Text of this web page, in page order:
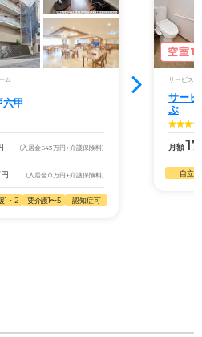
医や内科医が定期的に訪問診療
出来れば専属の常駐医師が居て
段に上がる。そんな病院みたい
らリモートでも良い。個人々々
っていれば、もし病院に入院す
に関する基本情報を担当医に伝
ないかと思う。高齢者の病気は
とうので、一考していただきた
ついて
ムが多くて、現実的とは言えな
ム
六甲
(入居金543万円 +介護保険料)
(入居金0万円 +介護保険料)
1・2 要介護1〜5 認知症可
空室1
サービス付
サー
ぶ
月額
自立